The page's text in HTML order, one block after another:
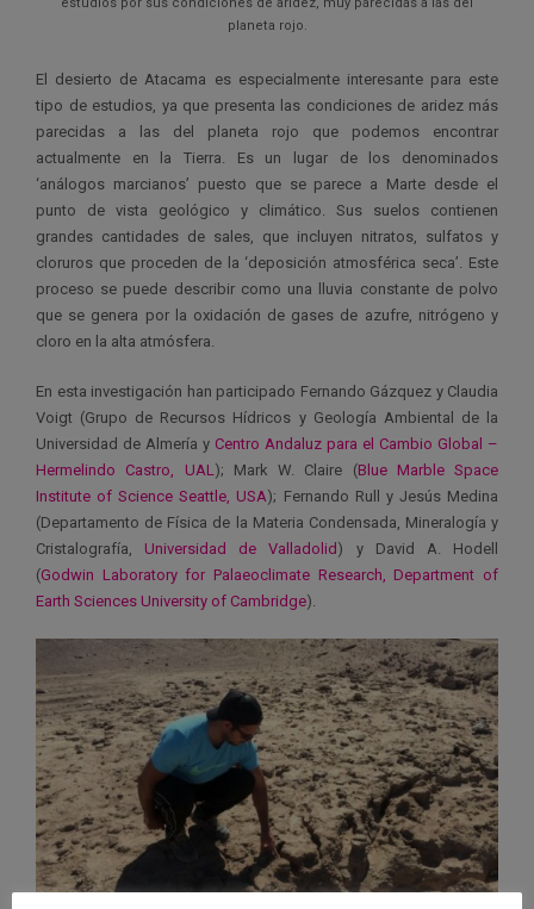
planeta rojo.
El desierto de Atacama es especialmente interesante para este
tipo de estudios, ya que presenta las condiciones de aridez más
parecidas a las del planeta rojo que podemos encontrar
actualmente en la Tierra. Es un lugar de los denominados
‘análogos marcianos’ puesto que se parece a Marte desde el
punto de vista geológico y climático. Sus suelos contienen
grandes cantidades de sales, que incluyen nitratos, sulfatos y
cloruros que proceden de la ‘deposición atmosférica seca’. Este
proceso se puede describir como una lluvia constante de polvo
que se genera por la oxidación de gases de azufre, nitrógeno y
cloro en la alta atmósfera.
En esta investigación han participado Fernando Gázquez y Claudia
Voigt (Grupo de Recursos Hídricos y Geología Ambiental de la
Universidad de Almería y Centro Andaluz para el Cambio Global –
Hermelindo Castro, UAL ); Mark W. Claire (Blue Marble Space
Institute of Science Seattle, USA); Fernando Rull y Jesús Medina
(Departamento de Física de la Materia Condensada, Mineralogía y
Cristalografía, Universidad de Valladolid) y David A. Hodell
(Godwin Laboratory for Palaeoclimate Research, Department of
Earth Sciences University of Cambridge).